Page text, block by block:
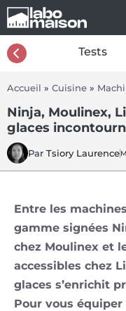
Aller
au
contenu
Tests
Accueil » Cuisine »
Ninja, Moulinex,
glaces
Par Tsiory Laurence
Entre les
gamme signées
chez Moulinex et
accessibles chez
glaces s’enrichit
Pour vous équiper